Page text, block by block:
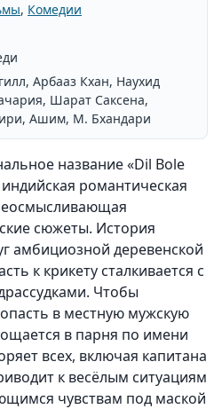
, Комедии
Арбааз Кхан, Наухид
Шарат Саксена,
Ашим, М. Бхандари
название «Dil Bole
романтическая
сюжеты. История
амбициозной деревенской
к крикету сталкивается с
Чтобы
в местную мужскую
в парня по имени
всех, включая капитана
к весёлым ситуациям
чувствам под маской